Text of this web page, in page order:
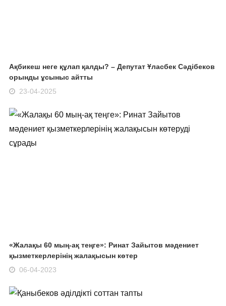
Ақбикеш неге құлап қалды? – Депутат Ұласбек Сәдібеков
орынды ұсыныс айтты
23-04-2025
«Жалақы 60 мың-ақ теңге»: Ринат Зайытов мәдениет
қызметкерлерінің жалақысын көтер
06-04-2023